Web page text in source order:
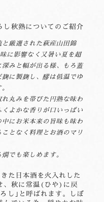
し秋熟についてのご紹介
厳選された萩産山田錦
に影響なく又暑い夏を超
みと幅が出る様、もろ蓋
に製麹し、醪は低温でゆ
丸みを帯びた円熟な味わ
よかな香りが口いっぱい
にお米本来の旨味も味わ
となく料理とお酒のマリ
でも楽しめます。
た日本酒を火入れした
、秋に常温(ひや)に戻
し｣と呼ばれます。しぼ